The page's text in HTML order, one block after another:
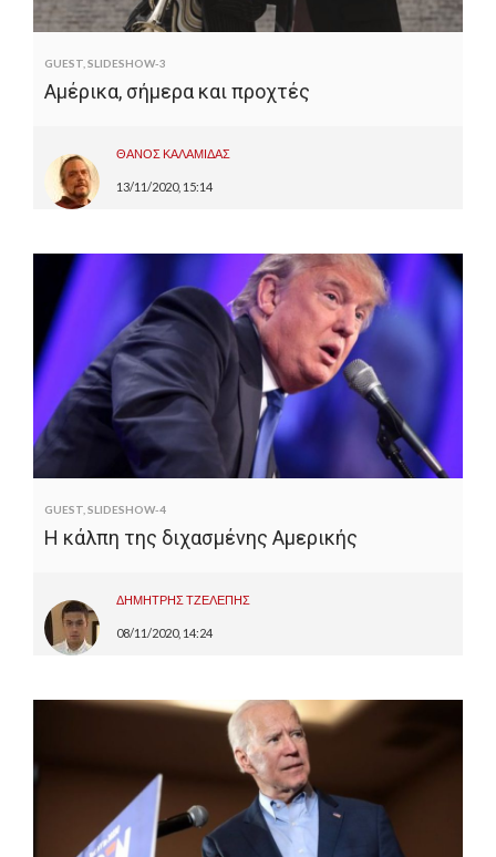
GUEST SLIDESHOW-3
Αμέρικα, σήμερα και προχτές
ΘΑΝΟΣ ΚΑΛΑΜΙΔΑΣ
13/11/2020, 15:14
GUEST SLIDESHOW-4
Η κάλπη της διχασμένης Αμερικής
ΔΗΜΗΤΡΗΣ ΤΖΕΛΕΠΗΣ
08/11/2020, 14:24